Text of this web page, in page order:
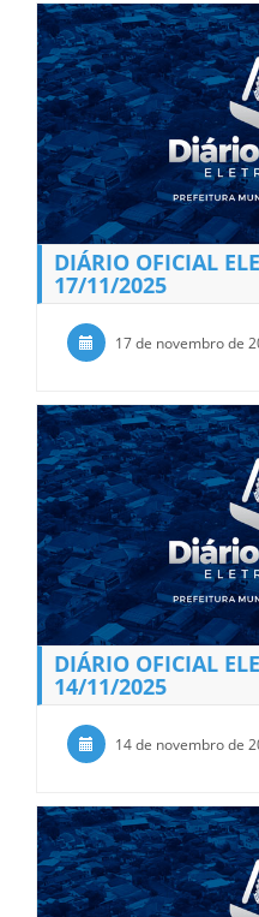
DIÁRIO OFICIAL
17/11/2025
17 de novembro de
DIÁRIO OFICIAL
14/11/2025
14 de novembro de